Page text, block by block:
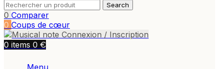
Search
0 Comparer
0 Coups de cœur
Connexion / Inscription
0 items 0 €
Menu